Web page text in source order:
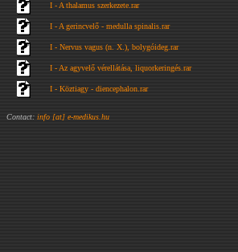
I - A thalamus szerkezete.rar
I - A gerincvelő - medulla spinalis.rar
I - Nervus vagus (n. X.), bolygóideg.rar
I - Az agyvelő vérellátása, liquorkeringés.rar
I - Köztiagy - diencephalon.rar
Contact: info [at] e-medikus.hu